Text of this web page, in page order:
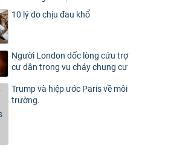
10 lý do chịu đau khổ
Người London dốc lòng cứu trợ
cư dân trong vụ cháy chung cư
Trump và hiệp ước Paris về môi
trường.